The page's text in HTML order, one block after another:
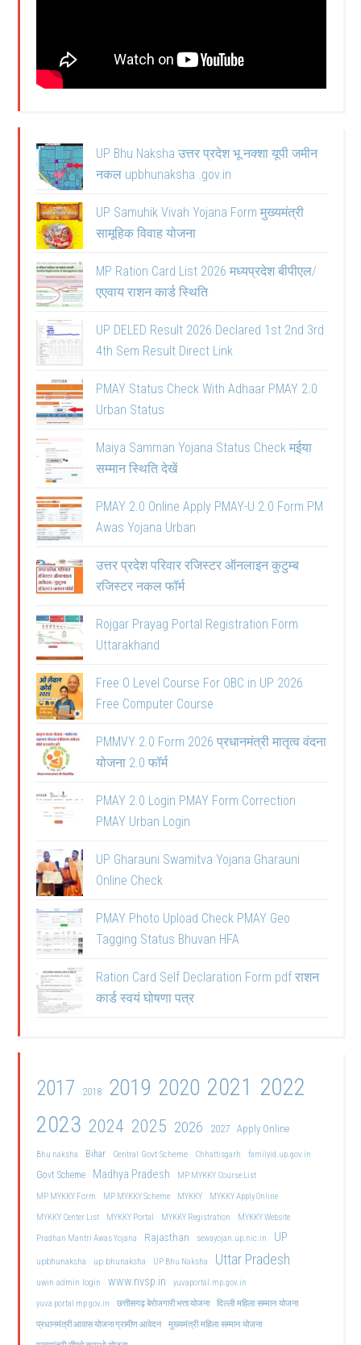
UP Bhu Naksha उत्तर प्रदेश भू नक्शा यूपी जमीन
नकल upbhunaksha .gov.in
UP Samuhik Vivah Yojana Form मुख्यमंत्री
सामूहिक विवाह योजना
MP Ration Card List 2026 मध्यप्रदेश बीपीएल/
एएवाय राशन कार्ड स्थिति
UP DELED Result 2026 Declared 1st 2nd 3rd
4th Sem Result Direct Link
PMAY Status Check With Adhaar PMAY 2.0
Urban Status
Maiya Samman Yojana Status Check मईया
सम्मान स्थिति देखें
PMAY 2.0 Online Apply PMAY-U 2.0 Form PM
Awas Yojana Urban
उत्तर प्रदेश परिवार रजिस्टर ऑनलाइन कुटुम्ब
रजिस्टर नकल फॉर्म
Rojgar Prayag Portal Registration Form
Uttarakhand
Free O Level Course For OBC in UP 2026
Free Computer Course
PMMVY 2.0 Form 2026 प्रधानमंत्री मातृत्व वंदना
योजना 2.0 फॉर्म
PMAY 2.0 Login PMAY Form Correction
PMAY Urban Login
UP Gharauni Swamitva Yojana Gharauni
Online Check
PMAY Photo Upload Check PMAY Geo
Tagging Status Bhuvan HFA
Ration Card Self Declaration Form pdf राशन
कार्ड स्वयं घोषणा पत्र
2017 2018 2019 2020 2021 2022
2023 2024 2025 2026 2027 Apply Online
Bhu naksha Bihar Central Govt Scheme Chhattisgarh familyid.up.gov.in
Govt Scheme Madhya Pradesh
MP MYKKY Course List
MP MYKKY Form
MP MYKKY Scheme MYKKY
MYKKY Apply Online
MYKKY Center List
MYKKY Portal MYKKY Registration
MYKKY Website
Pradhan Mantri Awas Yojana
Rajasthan sewayojan.up.nic.in UP
upbhunaksha up bhunaksha UP Bhu Naksha Uttar Pradesh
uwin admin login www.nvsp.in
yuvaportal.mp.gov.in
yuva portal mp gov.in
छत्तीसगढ़ बेरोजगारी भत्ता योजना दिल्ली महिला सम्मान योजना
प्रधानमंत्री आवास योजना ग्रामीण आवेदन मुख्यमंत्री महिला सम्मान योजना